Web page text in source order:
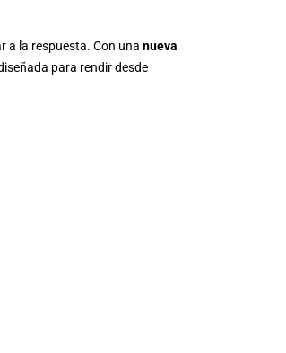
a la respuesta. Con una nueva
para rendir desde